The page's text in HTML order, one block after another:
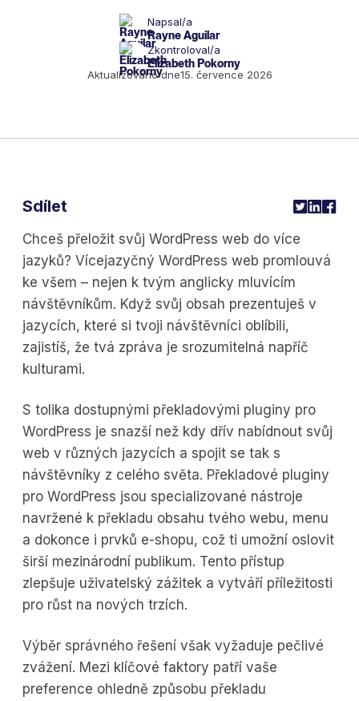
Napsal/a
Rayne Aguilar
Zkontroloval/a
Elizabeth Pokorny
Aktualizováno dne15. července 2026
Chceš přeložit svůj WordPress web do více
jazyků? Vícejazyčný WordPress web promlouvá
ke všem – nejen k tvým anglicky mluvícím
návštěvníkům. Když svůj obsah prezentuješ v
jazycích, které si tvoji návštěvníci oblíbili,
zajistíš, že tvá zpráva je srozumitelná napříč
kulturami.
S tolika dostupnými překladovými pluginy pro
WordPress je snazší než kdy dřív nabídnout svůj
web v různých jazycích a spojit se tak s
návštěvníky z celého světa. Překladové pluginy
pro WordPress jsou specializované nástroje
navržené k překladu obsahu tvého webu, menu
a dokonce i prvků e-shopu, což ti umožní oslovit
širší mezinárodní publikum. Tento přístup
zlepšuje uživatelský zážitek a vytváří příležitosti
pro růst na nových trzích.
Výběr správného řešení však vyžaduje pečlivé
zvážení. Mezi klíčové faktory patří vaše
preference ohledně způsobu překladu
Sdílet